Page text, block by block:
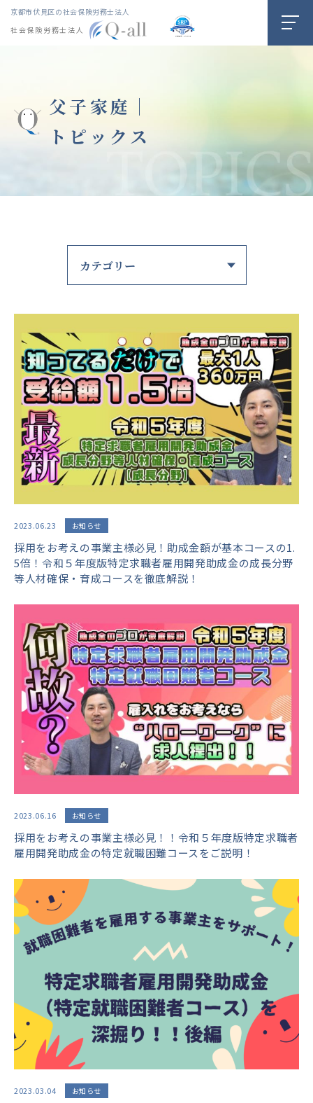
京都市伏見区の社会保険労務士法人
社会保険労務士法人
父子家庭｜
トピックス
2023.06.23 お知らせ
採用をお考えの事業主様必見！助成金額が基本コースの1.
5倍！令和５年度版特定求職者雇用開発助成金の成長分野
等人材確保・育成コースを徹底解説！
2023.06.16 お知らせ
採用をお考えの事業主様必見！！令和５年度版特定求職者
雇用開発助成金の特定就職困難コースをご説明！
2023.03.04 お知らせ